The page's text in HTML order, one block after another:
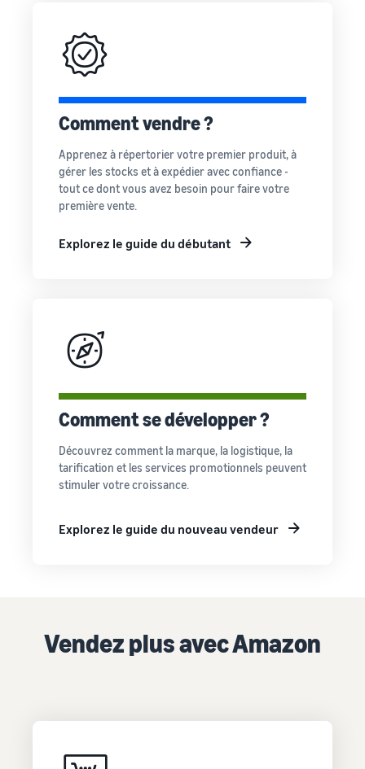
Comment vendre ?
Apprenez à répertorier votre premier produit, à
gérer les stocks et à expédier avec confiance -
tout ce dont vous avez besoin pour faire votre
première vente.
Explorez le guide du débutant
Comment se développer ?
Découvrez comment la marque, la logistique, la
tarification et les services promotionnels peuvent
stimuler votre croissance.
Explorez le guide du nouveau vendeur
Vendez plus avec Amazon